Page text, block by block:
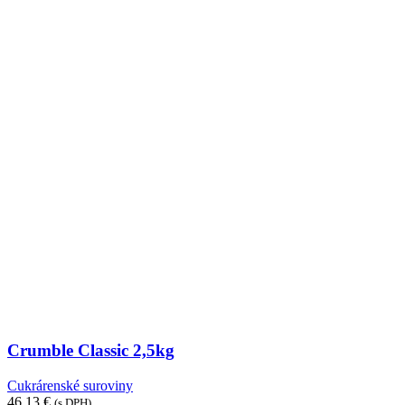
Crumble Classic 2,5kg
Cukrárenské suroviny